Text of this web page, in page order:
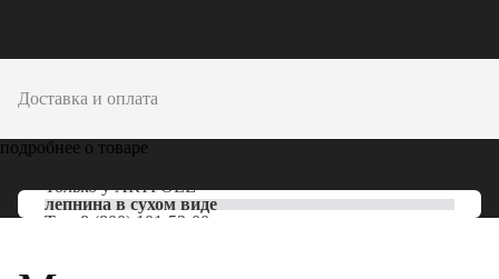
Доставка и оплата
подробнее о товаре
Только уARTPOLE
лепнина в сухом виде
Тел: 8 (800) 101-53-00